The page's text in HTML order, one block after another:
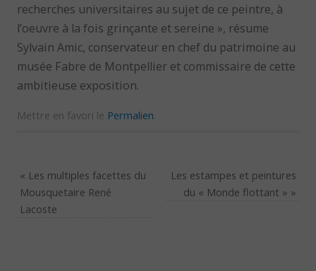
recherches universitaires au sujet de ce peintre, à
l’oeuvre à la fois grinçante et sereine », résume
Sylvain Amic, conservateur en chef du patrimoine au
musée Fabre de Montpellier et commissaire de cette
ambitieuse exposition.
Mettre en favori le Permalien
« Les multiples facettes du
Mousquetaire René
Lacoste
Les estampes et peintures
du « Monde flottant » »